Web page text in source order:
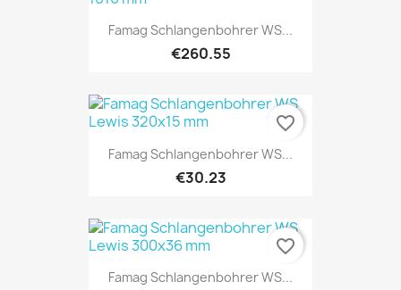
Famag Schlangenbohrer WS...
€260.55
Famag Schlangenbohrer WS...
€30.23
favorite_border
Famag Schlangenbohrer WS...
favorite_border